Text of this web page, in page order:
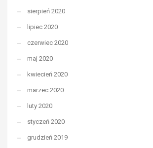
sierpień 2020
lipiec 2020
czerwiec 2020
maj 2020
kwiecień 2020
marzec 2020
luty 2020
styczeń 2020
grudzień 2019